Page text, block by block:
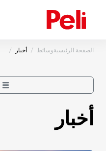
الصفحة الرئيسيةوسائط أخبار
أخبار